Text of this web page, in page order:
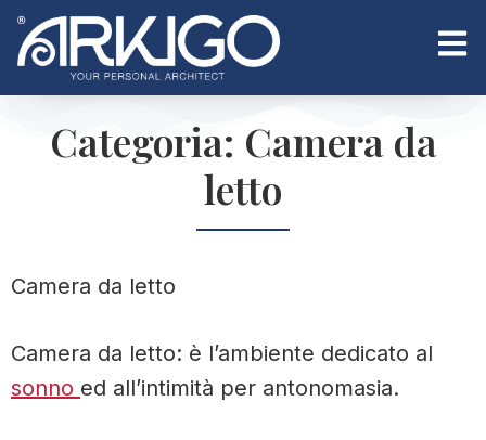
Categoria: Camera da
letto
Camera da letto
Camera da letto: è l’ambiente dedicato al
sonno ed all’intimità per antonomasia.